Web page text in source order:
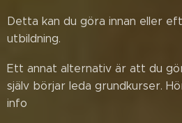
Detta kan du göra innan eller
utbildning.
Ett annat alternativ är att du
själv börjar leda grundkurser.
info 👩🏼‍🎨🧑🏽‍🎨👨‍🎨